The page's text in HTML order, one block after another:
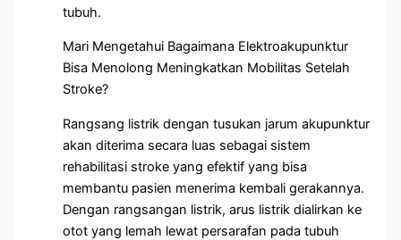
tubuh.
Mari Mengetahui Bagaimana Elektroakupunktur
Bisa Menolong Meningkatkan Mobilitas Setelah
Stroke?
Rangsang listrik dengan tusukan jarum akupunktur
akan diterima secara luas sebagai sistem
rehabilitasi stroke yang efektif yang bisa
membantu pasien menerima kembali gerakannya.
Dengan rangsangan listrik, arus listrik dialirkan ke
otot yang lemah lewat persarafan pada tubuh